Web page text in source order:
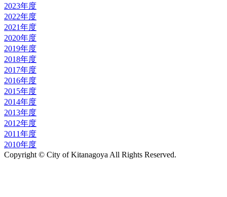
2023年度
2022年度
2021年度
2020年度
2019年度
2018年度
2017年度
2016年度
2015年度
2014年度
2013年度
2012年度
2011年度
2010年度
Copyright © City of Kitanagoya All Rights Reserved.